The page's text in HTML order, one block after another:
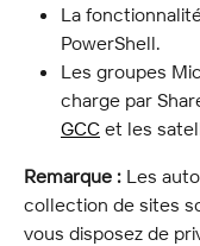
La
PowerShell.
Les groupes
charge par
GCC et les
Remarque : Les
collection de sites
vous disposez de